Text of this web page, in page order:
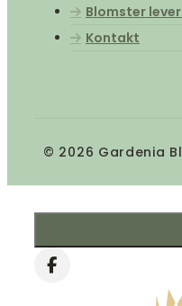
Blomster
Kontakt
© 2026 Gardenia